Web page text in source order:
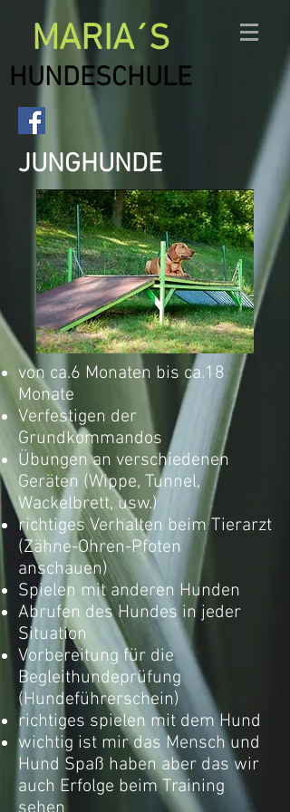
MARIA´S
HUNDESCHULE
JUNGHUNDE
von ca.6 Monaten bis ca.18
Monate
Verfestigen der
Grundkommandos
Übungen an verschiedenen
Geräten (Wippe, Tunnel,
Wackelbrett, usw.)
richtiges Verhalten beim Tierarzt
(Zähne-Ohren-Pfoten
anschauen)
Spielen mit anderen Hunden
Abrufen des Hundes in jeder
Situation
Vorbereitung für die
Begleithundeprüfung
(Hundeführerschein)
richtiges spielen mit dem Hund
wichtig ist mir das Mensch und
Hund Spaß haben aber das wir
auch Erfolge beim Training